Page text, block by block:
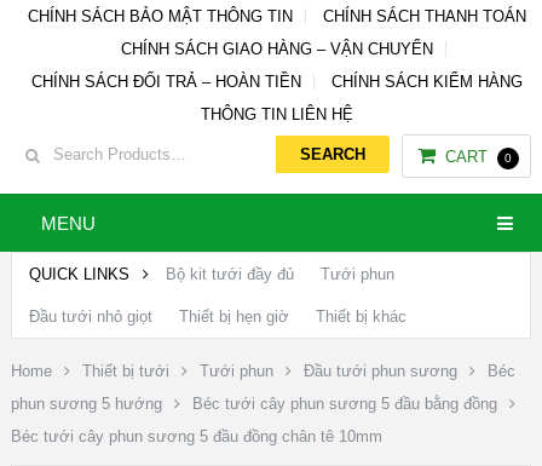
CHÍNH SÁCH BẢO MẬT THÔNG TIN
CHÍNH SÁCH THANH TOÁN
CHÍNH SÁCH GIAO HÀNG – VẬN CHUYỂN
CHÍNH SÁCH ĐỔI TRẢ – HOÀN TIỀN
CHÍNH SÁCH KIỂM HÀNG
THÔNG TIN LIÊN HỆ
CART 0
MENU
QUICK LINKS Bộ kit tưới đầy đủ Tưới phun
Đầu tưới nhỏ giọt Thiết bị hẹn giờ Thiết bị khác
Home Thiết bị tưới Tưới phun Đầu tưới phun sương
Béc
phun sương 5 hướng
Béc tưới cây phun sương 5 đầu bằng đồng
Béc tưới cây phun sương 5 đầu đồng chân tê 10mm